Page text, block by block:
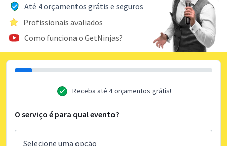
Até 4 orçamentos grátis e seguros
Profissionais avaliados
Como funciona o GetNinjas?
Receba até 4 orçamentos grátis!
O serviço é para qual evento?